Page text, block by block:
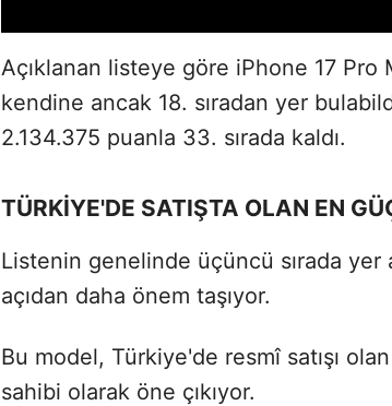
Açıklanan listeye göre iPhone 17
kendine ancak 18. sıradan yer
2.134.375 puanla 33. sırada kaldı.
TÜRKİYE'DE SATIŞTA OLAN EN
Listenin genelinde üçüncü sırada
açıdan daha önem taşıyor.
Bu model, Türkiye'de resmî satışı
sahibi olarak öne çıkıyor.